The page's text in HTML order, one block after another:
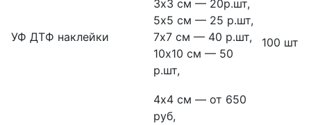
УФ ДТФ наклейки
3х3 см — 20р.шт,
5х5 см — 25 р.шт,
7х7 см — 40 р.шт,
10х10 см — 50
р.шт,
100 шт
4х4 см — от 650
руб,